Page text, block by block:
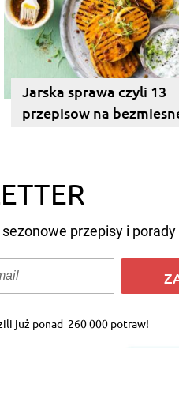
Jarska sprawa czyli 13
przepisow na
przepisy i porady
już ponad 260 000 potraw!